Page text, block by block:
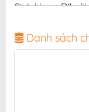
Sinh Hạng D"
chuẩn và giao
đọc truyện hấp
độc giả yêu
Danh sách